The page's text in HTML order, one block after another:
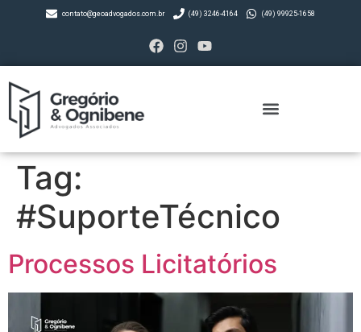
contato@geoadvogados.com.br (49) 3246-4164 (49) 99925-1658
Tag:
#SuporteTécnico
Processos Licitatórios